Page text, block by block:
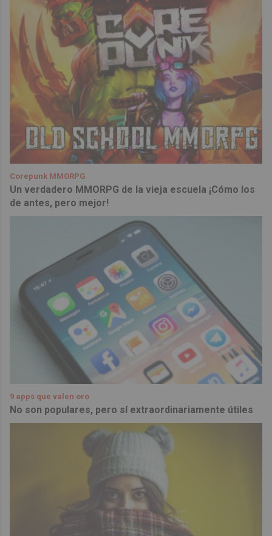
Corepunk MMORPG
Un verdadero MMORPG de la vieja escuela ¡Cómo los
de antes, pero mejor!
9 apps que valen oro
No son populares, pero sí extraordinariamente útiles